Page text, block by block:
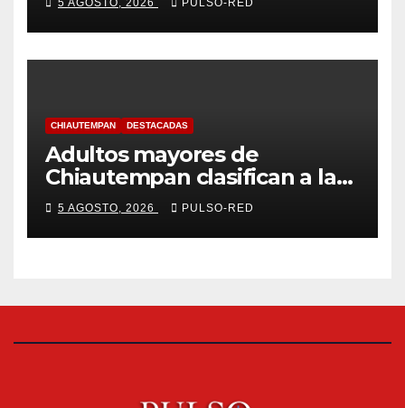
coordinado
5 AGOSTO, 2026 PULSO-RED
CHIAUTEMPAN DESTACADAS
Adultos mayores de
Chiautempan clasifican a la
etapa federal de las
Olimpiadas de Oro
5 AGOSTO, 2026 PULSO-RED